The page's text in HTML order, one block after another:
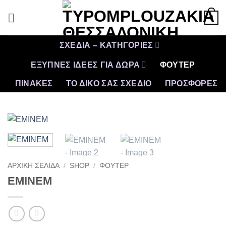
0
ΣΧΕΔΙΑ – ΚΑΤΗΓΟΡΙΕΣ
ΕΞΥΠΝΕΣ ΙΔΕΕΣ ΓΙΑ ΔΩΡΑ ΦΟΥΤΕΡ
ΠΙΝΑΚΕΣ ΤΟ ΔΙΚΟ ΣΑΣ ΣΧΕΔΙΟ ΠΡΟΣΦΟΡΈΣ
ΑΡΧΙΚΉ ΣΕΛΊΔΑ / SHOP / ΦΟΥΤΕΡ
ΕΜΙΝΕΜ